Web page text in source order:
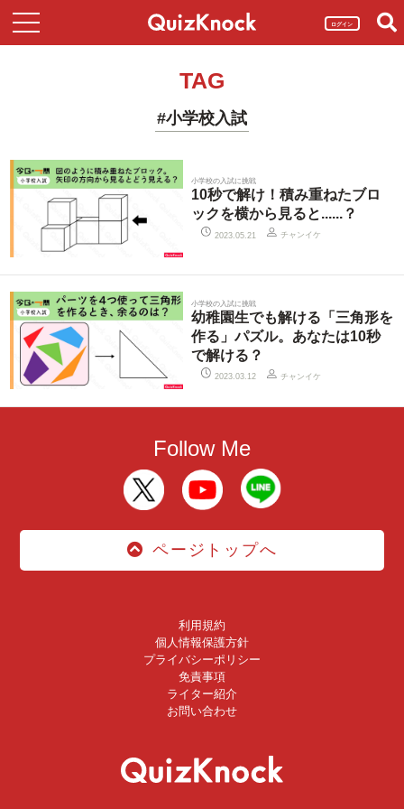
ログイン
TAG
#小学校入試
小学校の入試に挑戦
10秒で解け！積み重ねたブロ
ックを横から見ると......？
2023.05.21 チャンイケ
小学校の入試に挑戦
幼稚園生でも解ける「三角形を
作る」パズル。あなたは10秒
で解ける？
2023.03.12 チャンイケ
Follow Me
ページトップへ
利用規約
個人情報保護方針
プライバシーポリシー
免責事項
ライター紹介
お問い合わせ